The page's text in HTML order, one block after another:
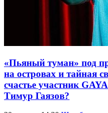
«Пьяный туман» под
на островах и тайная
счастье участник
Тимур Гаязов?